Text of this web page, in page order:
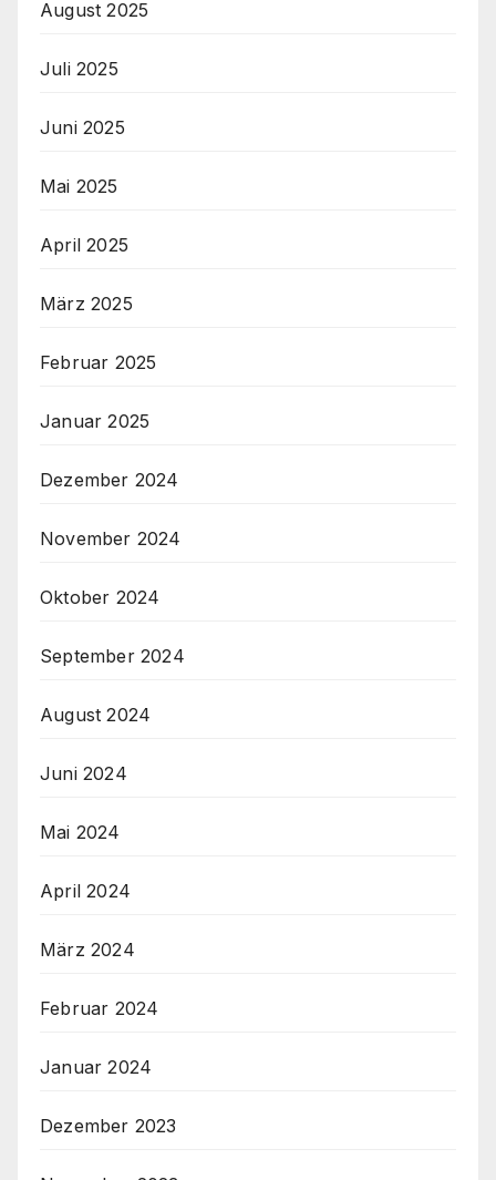
August 2025
Juli 2025
Juni 2025
Mai 2025
April 2025
März 2025
Februar 2025
Januar 2025
Dezember 2024
November 2024
Oktober 2024
September 2024
August 2024
Juni 2024
Mai 2024
April 2024
März 2024
Februar 2024
Januar 2024
Dezember 2023